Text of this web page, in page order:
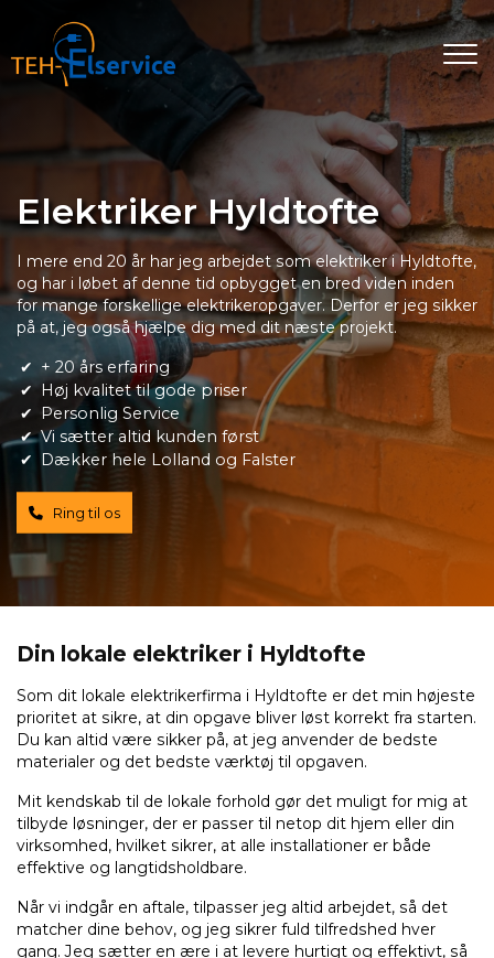
hovedindhold
Elektriker Hyldtofte
I mere end 20 år har jeg arbejdet som elektriker i Hyldtofte,
og har i løbet af denne tid opbygget en bred viden inden
for mange forskellige elektrikeropgaver. Derfor er jeg sikker
på at, jeg også hjælpe dig med dit næste projekt.
+ 20 års erfaring
Høj kvalitet til gode priser
Personlig Service
Vi sætter altid kunden først
Dækker hele Lolland og Falster
Ring til os
Din lokale elektriker i Hyldtofte
Som dit lokale elektrikerfirma i Hyldtofte er det min højeste
prioritet at sikre, at din opgave bliver løst korrekt fra starten.
Du kan altid være sikker på, at jeg anvender de bedste
materialer og det bedste værktøj til opgaven.
Mit kendskab til de lokale forhold gør det muligt for mig at
tilbyde løsninger, der er passer til netop dit hjem eller din
virksomhed, hvilket sikrer, at alle installationer er både
effektive og langtidsholdbare.
Når vi indgår en aftale, tilpasser jeg altid arbejdet, så det
matcher dine behov, og jeg sikrer fuld tilfredshed hver
gang. Jeg sætter en ære i at levere hurtigt og effektivt, så